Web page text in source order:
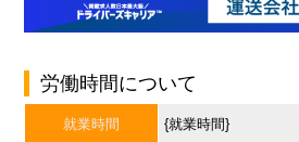
労働時間について
就業時間 {就業時間}